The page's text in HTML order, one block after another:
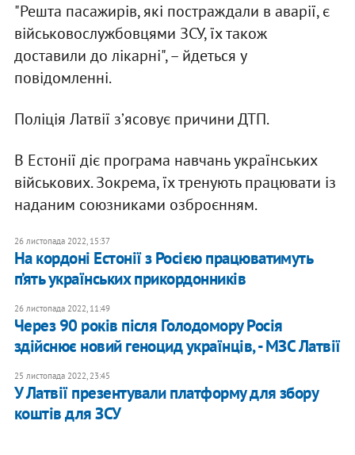
"Решта пасажирів, які постраждали в аварії, є
військовослужбовцями ЗСУ, їх також
доставили до лікарні", – йдеться у
повідомленні.
Поліція Латвії зʼясовує причини ДТП.
В Естонії діє програма навчань українських
військових. Зокрема, їх тренують працювати із
наданим союзниками озброєнням.
26 листопада 2022, 15:37
На кордоні Естонії з Росією працюватимуть
п’ять українських прикордонників
26 листопада 2022, 11:49
Через 90 років після Голодомору Росія
здійснює новий геноцид українців, - МЗС Латвії
25 листопада 2022, 23:45
У Латвії презентували платформу для збору
коштів для ЗСУ